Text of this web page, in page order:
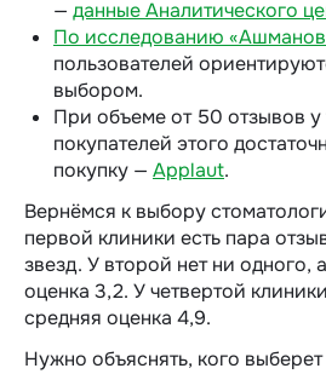
— данные Аналитического
По исследованию
пользователей
выбором.
При объеме от 50 отзывов у
покупателей этого
покупку — Applaut.
Вернёмся к выбору
первой клиники есть пара
звезд. У второй нет ни одного,
оценка 3,2. У четвертой
средняя оценка 4,9.
Нужно объяснять, кого выберет